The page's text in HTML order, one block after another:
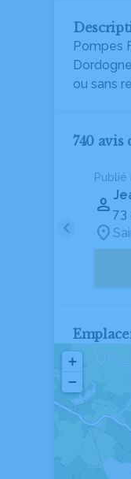
Pompes
ou sans
740 avis
73
+
−